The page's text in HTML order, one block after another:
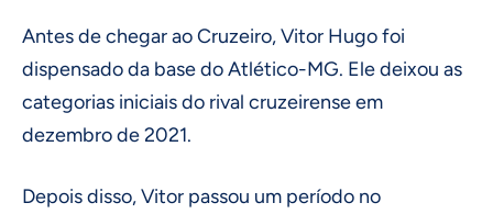
Antes de chegar ao Cruzeiro, Vitor Hugo foi
dispensado da base do Atlético-MG. Ele deixou as
categorias iniciais do rival cruzeirense em
dezembro de 2021.
Depois disso, Vitor passou um período no